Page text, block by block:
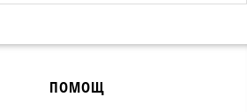
ПОМОЩ